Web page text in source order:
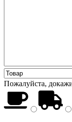
Пожалуйста,